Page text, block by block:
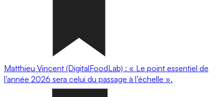
Matthieu Vincent (DigitalFoodLab) : « Le point essentiel de
l’année 2026 sera celui du passage à l’échelle ».